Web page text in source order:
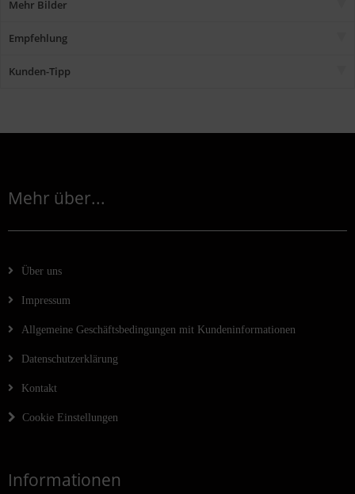
Mehr Bilder
Empfehlung
Kunden-Tipp
Mehr über...
Über uns
Impressum
Allgemeine Geschäftsbedingungen mit Kundeninformationen
Datenschutzerklärung
Kontakt
Cookie Einstellungen
Informationen